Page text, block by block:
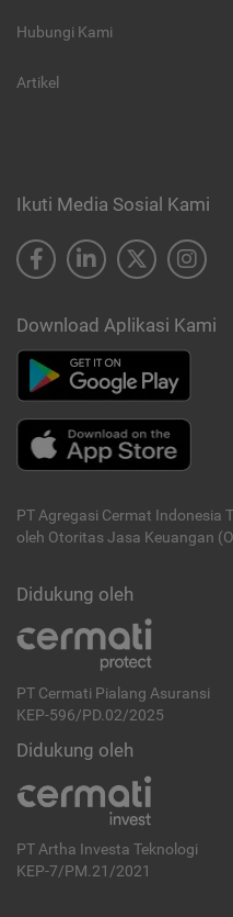
Hubungi Kami
Artikel
Ikuti Media Sosial Kami
Download Aplikasi Kami
PT Agregasi Cermat Indonesia
oleh Otoritas Jasa Keuangan
Didukung oleh
PT Cermati Pialang Asuransi
KEP-596/PD.02/2025
Didukung oleh
PT Artha Investa Teknologi
KEP-7/PM.21/2021